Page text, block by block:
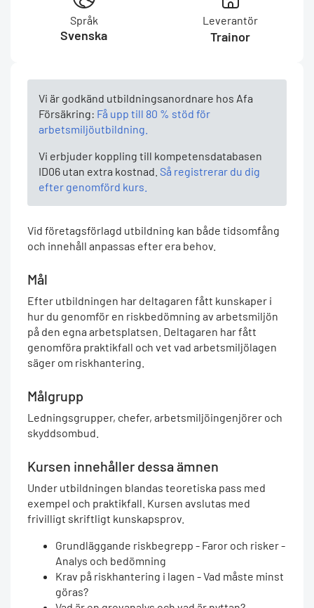
Vi är godkänd utbildningsanordnare hos Afa
Försäkring: Få upp till 80 % stöd för
arbetsmiljöutbildning.
Vi erbjuder koppling till kompetensdatabasen
ID06 utan extra kostnad. Så registrerar du dig
efter genomförd kurs.
Vid företagsförlagd utbildning kan både tidsomfång
och innehåll anpassas efter era behov.
Mål
Efter utbildningen har deltagaren fått kunskaper i
hur du genomför en riskbedömning av arbetsmiljön
på den egna arbetsplatsen. Deltagaren har fått
genomföra praktikfall och vet vad arbetsmiljölagen
säger om riskhantering.
Målgrupp
Ledningsgrupper, chefer, arbetsmiljöingenjörer och
skyddsombud.
Kursen innehåller dessa ämnen
Under utbildningen blandas teoretiska pass med
exempel och praktikfall. Kursen avslutas med
frivilligt skriftligt kunskapsprov.
Grundläggande riskbegrepp - Faror och risker -
Analys och bedömning
Krav på riskhantering i lagen - Vad måste minst
göras?
Språk
Svenska
Leverantör
Trainor